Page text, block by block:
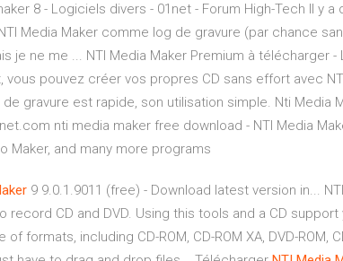
8 - Logiciels divers - 01net - Forum High-Tech Il y
Media Maker comme log de gravure (par chance
je ne me ... NTI Media Maker Premium à télécharger
vous pouvez créer vos propres CD sans effort avec
gravure est rapide, son utilisation simple. Nti Media
nti media maker free download - NTI Media
Maker, and many more programs
9 9.0.1.9011 (free) - Download latest version in...
record CD and DVD. Using this tools and a CD
of formats, including CD-ROM, CD-ROM XA, DVD-ROM,